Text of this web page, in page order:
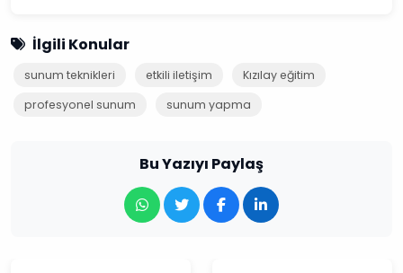
İlgili Konular
sunum teknikleri etkili iletişim
Kızılay eğitim
profesyonel sunum
sunum yapma
Bu Yazıyı Paylaş